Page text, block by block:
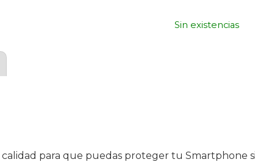
Sin existencias
para que puedas proteger tu Smartphone